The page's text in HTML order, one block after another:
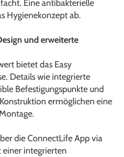
Eine antibakterielle
Hygienekonzept ab.
und erweiterte
bietet das Easy
Details wie integrierte
Befestigungspunkte und
ermöglichen eine
die ConnectLife App via
einer integrierten